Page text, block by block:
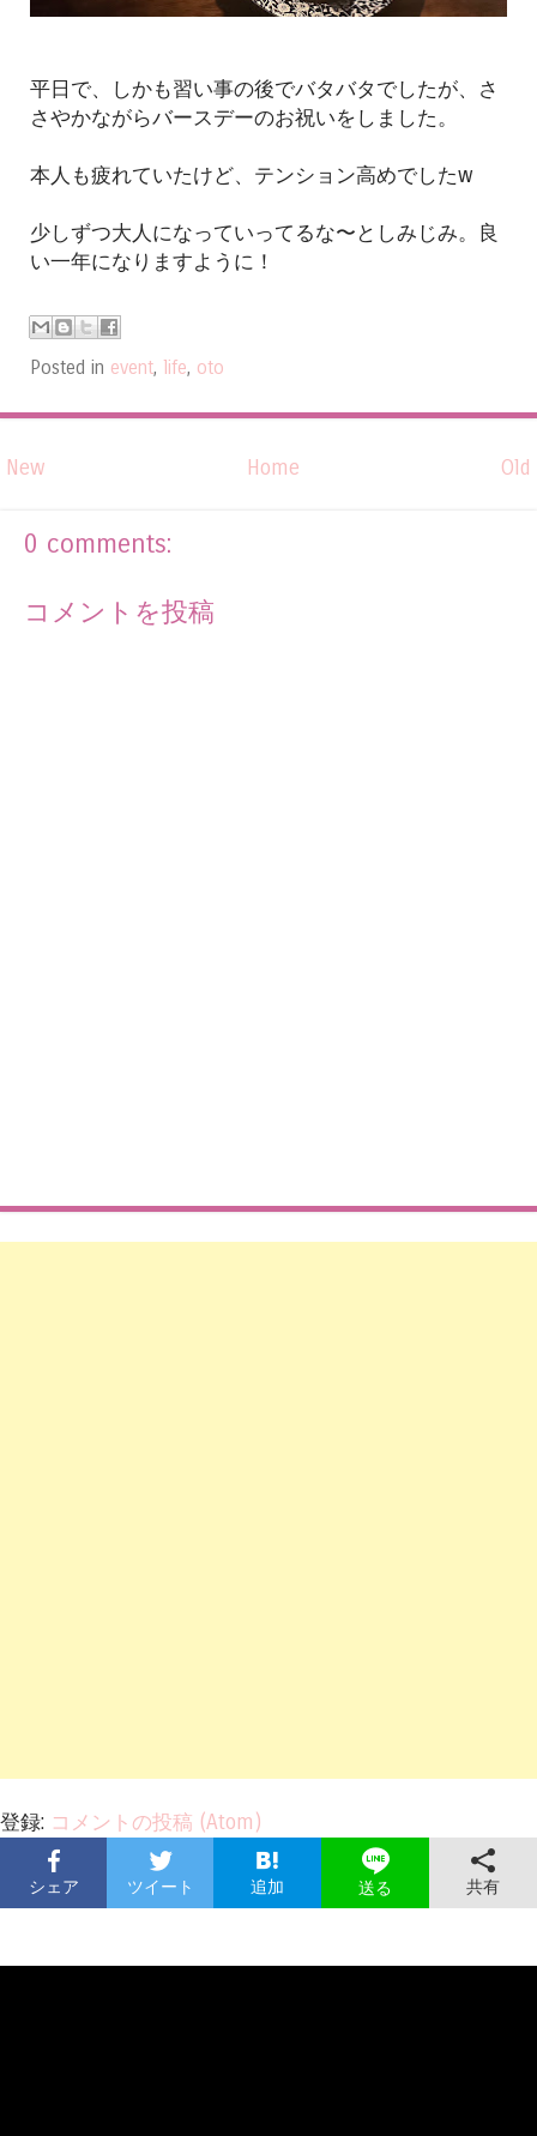
平日で、しかも習い事の後でバタバタでしたが、さ
さやかながらバースデーのお祝いをしました。
本人も疲れていたけど、テンション高めでしたw
少しずつ大人になっていってるな〜としみじみ。良
い一年になりますように！
Posted in event, life, oto
New Old
Home
0 comments:
コメントを投稿
登録: コメントの投稿 (Atom)
シェア ツイート 追加 送る 共有